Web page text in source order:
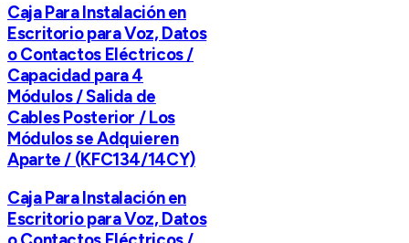
Caja Para Instalación en
Escritorio para Voz, Datos
o Contactos Eléctricos /
Capacidad para 4
Módulos / Salida de
Cables Posterior / Los
Módulos se Adquieren
Aparte / (KFC134/14CY)
Caja Para Instalación en
Escritorio para Voz, Datos